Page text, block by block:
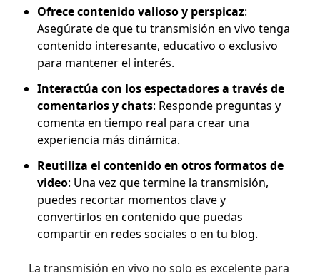
Ofrece contenido valioso y perspicaz:
Asegúrate de que tu transmisión en vivo tenga
contenido interesante, educativo o exclusivo
para mantener el interés.
Interactúa con los espectadores a través de
comentarios y chats: Responde preguntas y
comenta en tiempo real para crear una
experiencia más dinámica.
Reutiliza el contenido en otros formatos de
video: Una vez que termine la transmisión,
puedes recortar momentos clave y
convertirlos en contenido que puedas
compartir en redes sociales o en tu blog.
La transmisión en vivo no solo es excelente para